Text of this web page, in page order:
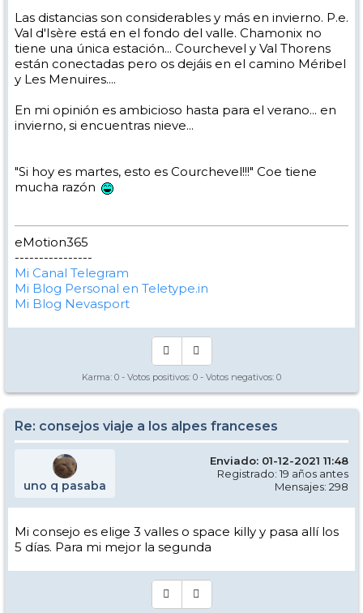
Las distancias son considerables y más en invierno. P.e.
Val d'Isère está en el fondo del valle. Chamonix no
tiene una única estación... Courchevel y Val Thorens
están conectadas pero os dejáis en el camino Méribel
y Les Menuires....
En mi opinión es ambicioso hasta para el verano... en
invierno, si encuentras nieve...
"Si hoy es martes, esto es Courchevel!!!" Coe tiene
mucha razón
eMotion365
----------------
Mi Canal Telegram
Mi Blog Personal en Teletype.in
Mi Blog Nevasport
Karma: 0 - Votos positivos: 0 - Votos negativos: 0
Re: consejos viaje a los alpes franceses
uno q pasaba
Enviado: 01-12-2021 11:48
Registrado: 19 años antes
Mensajes: 298
Mi consejo es elige 3 valles o space killy y pasa allí los
5 días. Para mi mejor la segunda